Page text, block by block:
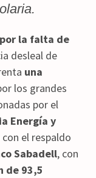
la falta de
desleal de
una
los grandes
por el
Energía y
el respaldo
Sabadell, con
de 93,5